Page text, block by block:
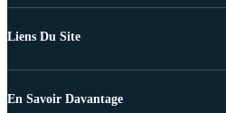
Liens Du Site
En Savoir Davantage